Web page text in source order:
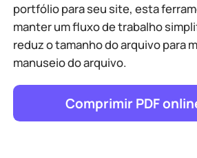
portfólio para seu site, esta
manter um fluxo de trabalho
reduz o tamanho do arquivo para
manuseio do arquivo.
Comprimir PDF